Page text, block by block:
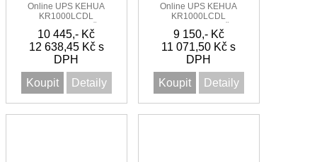
Online UPS KEHUA
KR1000LCDL
1000VA/700W 1:1 řada
KR11 + extérní baterie
6x 9Ah
10 445,- Kč
12 638,45 Kč s
DPH
Koupit
Detaily
Online UPS KEHUA
KR1000LCDL
1000VA/700W 1:1 řada
KR11 + extérní baterie
3x9Ah
9 150,- Kč
11 071,50 Kč s
DPH
Koupit
Detaily